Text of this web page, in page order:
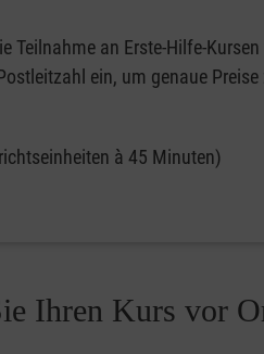
Teilnahme an Erste-Hilfe-
ein, um genaue Preise
à 45 Minuten)
Ihren Kurs vor